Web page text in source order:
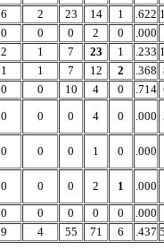
6 2 23 14 1 .622
0 0 0 2 0 .000
2 1 7 23 1 .233
1 1 7 12 2 .368
0 0 10 4 0 .714
0 0 0 4 0 .000
0 0 0 1 0 .000
0 0 0 2 1 .000
0 0 0 0 0
.000
9 4 55 71 6 .437